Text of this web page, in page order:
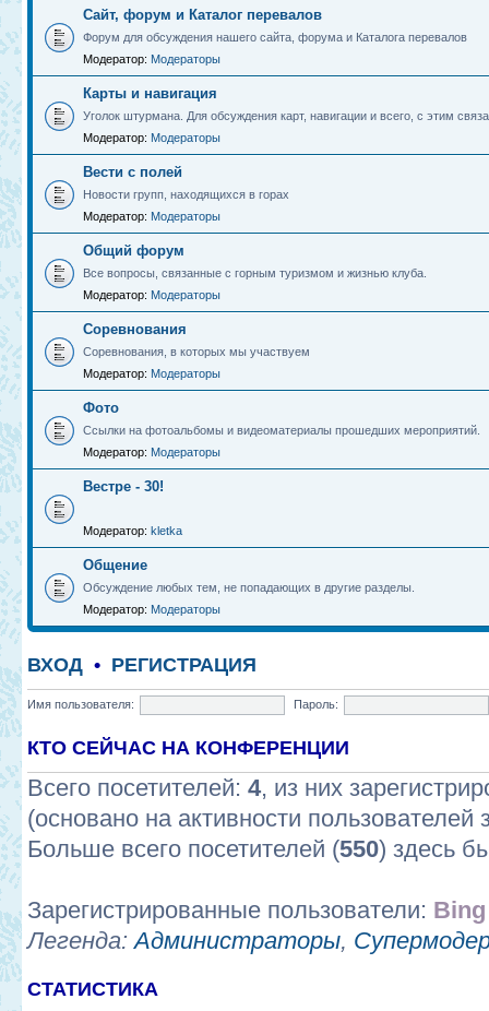
Сайт, форум и Каталог перевалов
Форум для обсуждения нашего сайта, форума и Каталога перевалов
Модератор: Модераторы
Карты и навигация
Уголок штурмана. Для обсуждения карт, навигации и всего, с этим
Модератор: Модераторы
Вести с полей
Новости групп, находящихся в горах
Модератор: Модераторы
Общий форум
Все вопросы, связанные с горным туризмом и жизнью клуба.
Модератор: Модераторы
Соревнования
Соревнования, в которых мы участвуем
Модератор: Модераторы
Фото
Ссылки на фотоальбомы и видеоматериалы прошедших мероприятий.
Модератор: Модераторы
Вестре - 30!
Модератор: kletka
Общение
Обсуждение любых тем, не попадающих в другие разделы.
Модератор: Модераторы
ВХОД • РЕГИСТРАЦИЯ
Имя пользователя: Пароль:
КТО СЕЙЧАС НА КОНФЕРЕНЦИИ
Всего посетителей: 4, из них
(основано на активности пользователей
Больше всего посетителей (550) здесь
Зарегистрированные пользователи:
Легенда:Администраторы,
СТАТИСТИКА